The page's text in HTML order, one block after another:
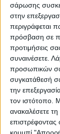
σάρωσης
στην
περιγράφεται
πρόσβαση σε
προτιμήσεις
συναινέσετε.
προσωπικών
συγκατάθεσή
την
τον ιστότοπο.
ανακαλέσετε
επιστρέφοντας
και
από το
πολλές
όγκο της
Νότιας
Κίσσαβο.